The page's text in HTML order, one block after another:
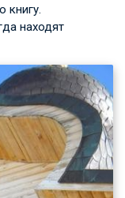
книгу.
находят